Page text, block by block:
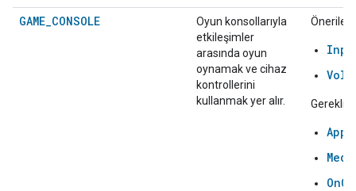
GAME_CONSOLE
Oyun konsollarıyla
etkileşimler
arasında oyun
oynamak ve cihaz
kontrollerini
kullanmak yer alır.
Önerilen:
Gerekli: